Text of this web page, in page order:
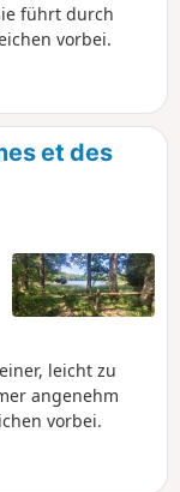
führt durch
vorbei.
et des
leicht zu
angenehm
vorbei.